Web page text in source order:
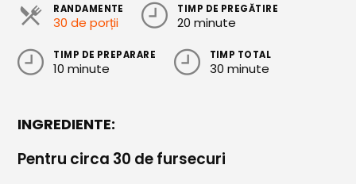
Conserve
Sirop / Compot
Garnituri
Pâine
RANDAMENTE
30 de porții
TIMP DE PREGĂTIRE
20 minute
TIMP DE PREPARARE
10 minute
TIMP TOTAL
30 minute
INGREDIENTE:
Pentru circa 30 de fursecuri